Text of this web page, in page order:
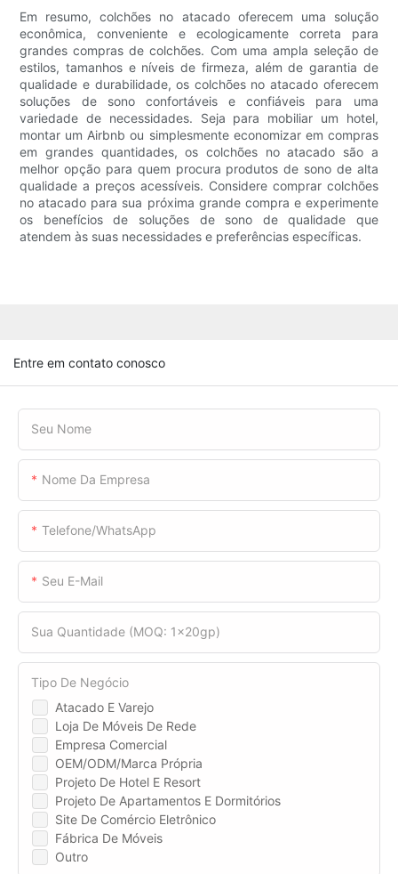
Em resumo, colchões no atacado oferecem uma solução
econômica, conveniente e ecologicamente correta para
grandes compras de colchões. Com uma ampla seleção de
estilos, tamanhos e níveis de firmeza, além de garantia de
qualidade e durabilidade, os colchões no atacado oferecem
soluções de sono confortáveis ​​e confiáveis ​​para uma
variedade de necessidades. Seja para mobiliar um hotel,
montar um Airbnb ou simplesmente economizar em compras
em grandes quantidades, os colchões no atacado são a
melhor opção para quem procura produtos de sono de alta
qualidade a preços acessíveis. Considere comprar colchões
no atacado para sua próxima grande compra e experimente
os benefícios de soluções de sono de qualidade que
atendem às suas necessidades e preferências específicas.
Entre em contato conosco
Seu Nome
Nome Da Empresa
Telefone/WhatsApp
Seu E-Mail
Sua Quantidade (MOQ: 1x20gp)
Atacado E Varejo
Loja De Móveis De Rede
Empresa Comercial
OEM/ODM/Marca Própria
Projeto De Hotel E Resort
Projeto De Apartamentos E Dormitórios
Site De Comércio Eletrônico
Fábrica De Móveis
Outro
Tipo De Negócio